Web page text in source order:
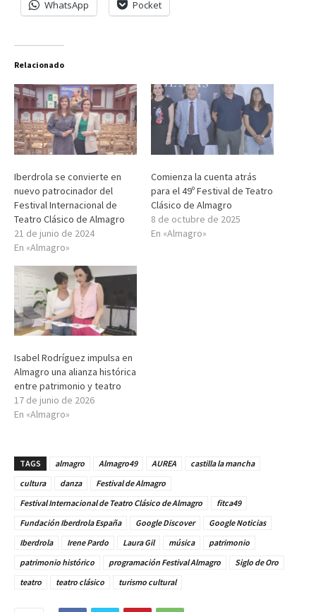
WhatsApp Pocket
Relacionado
Iberdrola se convierte en
nuevo patrocinador del
Festival Internacional de
Teatro Clásico de Almagro
21 de junio de 2024
En «Almagro»
Comienza la cuenta atrás
para el 49º Festival de Teatro
Clásico de Almagro
8 de octubre de 2025
En «Almagro»
Isabel Rodríguez impulsa en
Almagro una alianza histórica
entre patrimonio y teatro
17 de junio de 2026
En «Almagro»
TAGS almagro Almagro49 AUREA
castilla la mancha
cultura
danza
Festival de Almagro
Festival Internacional de Teatro Clásico de Almagro
fitca49
Fundación Iberdrola España
Google Discover
Google Noticias
Iberdrola
Irene Pardo Laura Gil música
patrimonio
patrimonio histórico
programación Festival Almagro
Siglo de Oro
teatro
teatro clásico turismo cultural